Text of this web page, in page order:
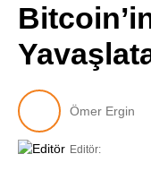
Ömer Ergin
Editör: